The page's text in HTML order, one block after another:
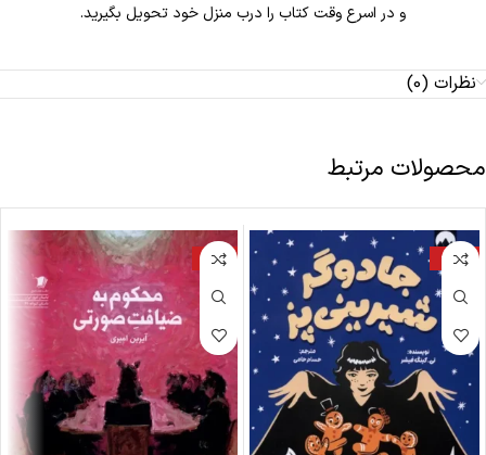
و در اسرع وقت کتاب را درب منزل خود تحویل بگیرید.
نظرات (0)
محصولات مرتبط
-22%
-17%